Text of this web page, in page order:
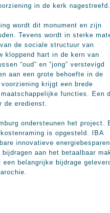
in de kerk nagestreefd.
wordt dit monument en zijn
Tevens wordt in sterke
de sociale structuur van
kloppend hart in de kern van
“oud” en “jong” verstevigd
aan een grote behoefte in de
krijgt een brede
functies. Een
de eredienst.
ondersteunen het project.
is opgesteld. IBA
innovatieve
aan het betaalbaar
belangrijke bijdrage